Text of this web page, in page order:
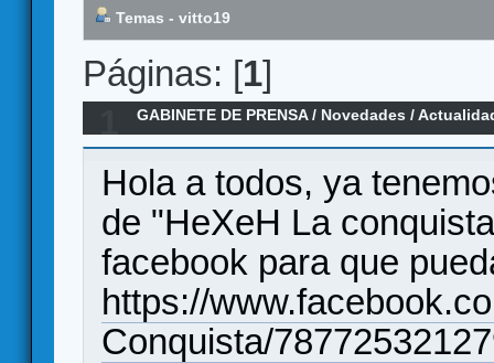
Temas - vitto19
Páginas: [1]
GABINETE DE PRENSA/ Novedades /
conquista"
Hola a todos, ya
de "HeXeH La
facebook para que
https://
Conquista/